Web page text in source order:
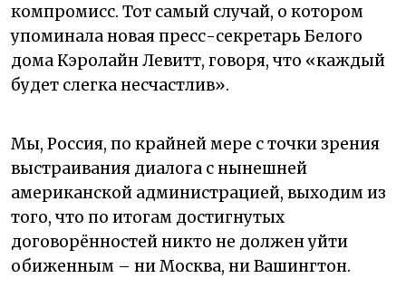
компромисс. Тот самый случай, о котором
упоминала новая пресс-секретарь Белого
дома Кэролайн Левитт, говоря, что «каждый
будет слегка несчастлив».
Мы, Россия, по крайней мере с точки зрения
выстраивания диалога с нынешней
американской администрацией, выходим из
того, что по итогам достигнутых
договорённостей никто не должен уйти
обиженным – ни Москва, ни Вашингтон.